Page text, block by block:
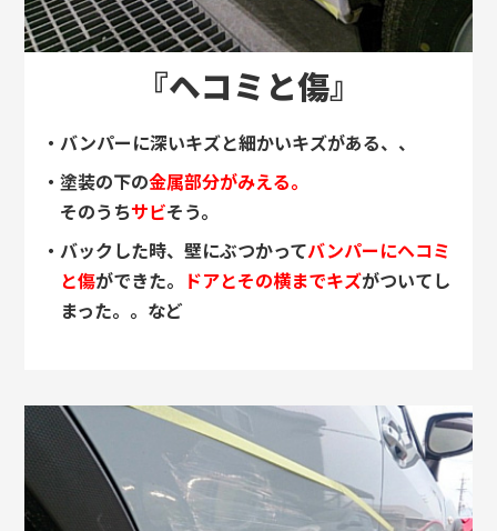
『ヘコミと傷』
・バンパーに深いキズと細かいキズがある、、
・塗装の下の金属部分がみえる。
そのうちサビそう。
・バックした時、壁にぶつかってバンパーにヘコミ
と傷ができた。 ドアとその横までキズがついてし
まった。。など